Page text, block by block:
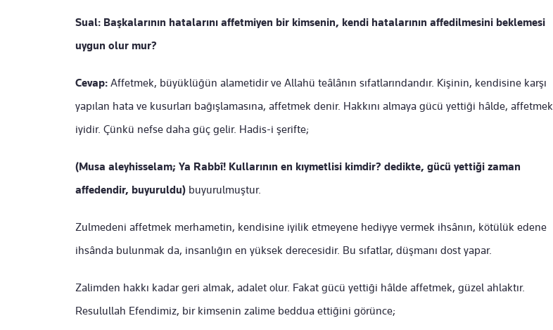
Sual: Başkalarının hatalarını affetmiyen bir kimsenin, kendi hatalarının affedilmesini beklemesi
uygun olur mur?
Cevap: Affetmek, büyüklüğün alametidir ve Allahü teâlânın sıfatlarındandır. Kişinin, kendisine karşı
yapılan hata ve kusurları bağışlamasına, affetmek denir. Hakkını almaya gücü yettiği hâlde, affetmek
iyidir. Çünkü nefse daha güç gelir. Hadis-i şerifte;
(Musa aleyhisselam; Ya Rabbî! Kullarının en kıymetlisi kimdir? dedikte, gücü yettiği zaman
affedendir, buyuruldu) buyurulmuştur.
Zulmedeni affetmek merhametin, kendisine iyilik etmeyene hediyye vermek ihsânın, kötülük edene
ihsânda bulunmak da, insanlığın en yüksek derecesidir. Bu sıfatlar, düşmanı dost yapar.
Zalimden hakkı kadar geri almak, adalet olur. Fakat gücü yettiği hâlde affetmek, güzel ahlaktır.
Resulullah Efendimiz, bir kimsenin zalime beddua ettiğini görünce;